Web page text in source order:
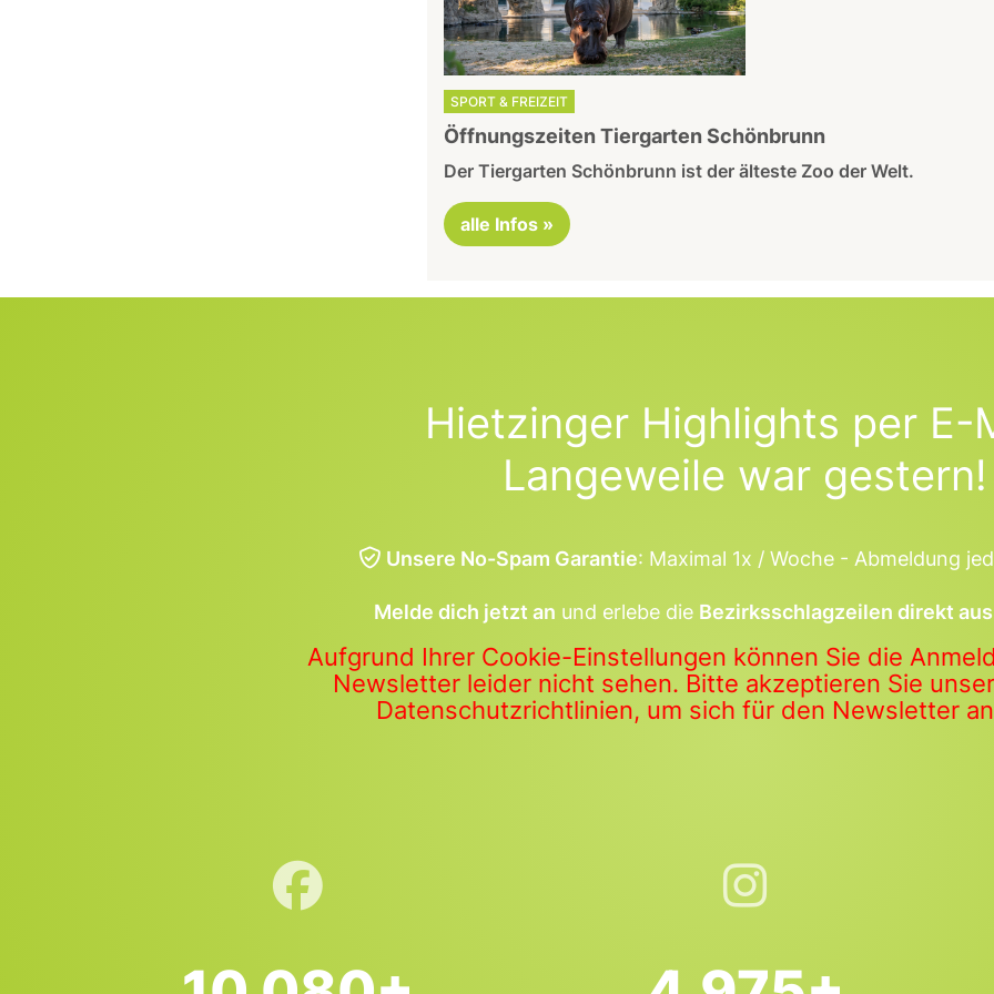
SPORT & FREIZEIT
Öffnungszeiten Tiergarten Schönbrunn
Der Tiergarten Schönbrunn ist der älteste Zoo der Welt.
alle Infos »
Hietzinger Highlights per E-
Langeweile war gestern!
Unsere No-Spam Garantie: Maximal 1x / Woche - Abmeldung
Melde dich jetzt an und erlebe die Bezirksschlagzeilen direkt
Aufgrund Ihrer Cookie-Einstellungen können Sie die
Newsletter leider nicht sehen. Bitte akzeptieren Sie
Datenschutzrichtlinien, um sich für den Newsletter